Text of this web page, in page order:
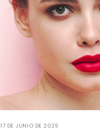
17 DE JUNIO DE 2025